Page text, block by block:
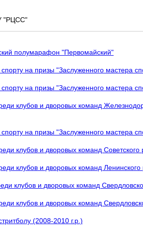
"РЦСС"
полумарафон "Первомайский"
на призы "Заслуженного мастера
на призы "Заслуженного мастера
клубов и дворовых команд
на призы "Заслуженного мастера
клубов и дворовых команд Советского
клубов и дворовых команд
клубов и дворовых команд
клубов и дворовых команд
(2008-2010 г.р.)